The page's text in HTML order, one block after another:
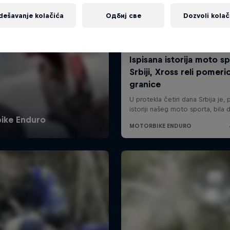
kolačića Одбиј све Dozvoli